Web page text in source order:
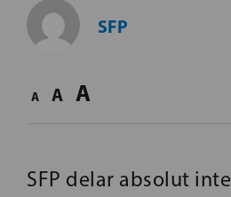
SFP
A A A
SFP delar absolut inte